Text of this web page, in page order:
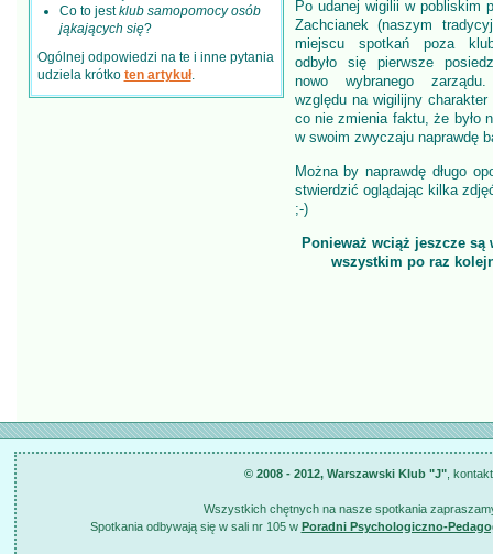
Co to jestklub samopomocy osób
jąkających się?
Ogólnej odpowiedzi na te i inne pytania
udziela krótko ten artykuł.
Po udanej wigilii w pobliskim
Zachcianek (naszym
miejscu spotkań poza
odbyło się pierwsze
nowo wybranego
względu na wigilijny
co nie zmienia faktu, że było
w swoim zwyczaju naprawdę
Można by naprawdę długo
stwierdzić oglądając kilka
;-)
Ponieważ wciąż jeszcze
wszystkim po raz
© 2008 - 2012, Warszawski Klub "J",
Wszystkich chętnych na nasze spotkania
Spotkania odbywają się w sali nr 105 w Poradni Psychologiczno-